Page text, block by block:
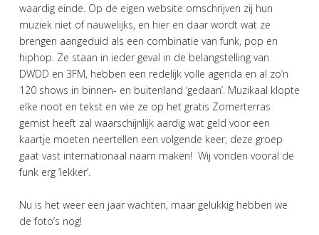
waardig einde. Op de eigen website omschrijven zij hun
muziek niet of nauwelijks, en hier en daar wordt wat ze
brengen aangeduid als een combinatie van funk, pop en
hiphop. Ze staan in ieder geval in de belangstelling van
DWDD en 3FM, hebben een redelijk volle agenda en al zo’n
120 shows in binnen- en buitenland ‘gedaan’. Muzikaal klopte
elke noot en tekst en wie ze op het gratis Zomerterras
gemist heeft zal waarschijnlijk aardig wat geld voor een
kaartje moeten neertellen een volgende keer; deze groep
gaat vast internationaal naam maken! Wij vonden vooral de
funk erg ‘lekker’.
Nu is het weer een jaar wachten, maar gelukkig hebben we
de foto’s nog!